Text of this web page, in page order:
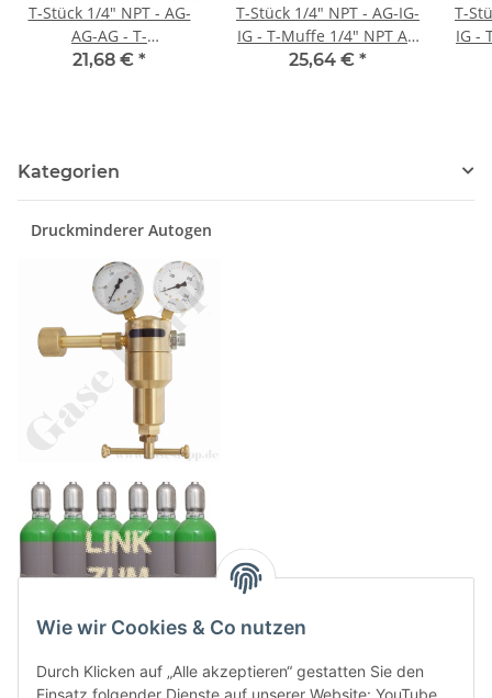
T-Stück 1/4" NPT - AG-
AG-AG - T-
Verschraubung - 276 bar
21,68 € *
T-Stück 1/4" NPT - AG-IG-
IG - T-Muffe 1/4" NPT AG
25,64 € *
T-
IG -
Kategorien
Druckminderer Autogen
Wie wir Cookies & Co nutzen
Durch Klicken auf „Alle akzeptieren“ gestatten Sie den